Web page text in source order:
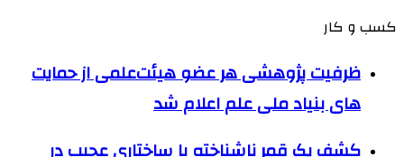
کسب و کار
ظرفیت پژوهشی هر عضو هیئت‌علمی از حمایت
های بنیاد ملی علم اعلام شد